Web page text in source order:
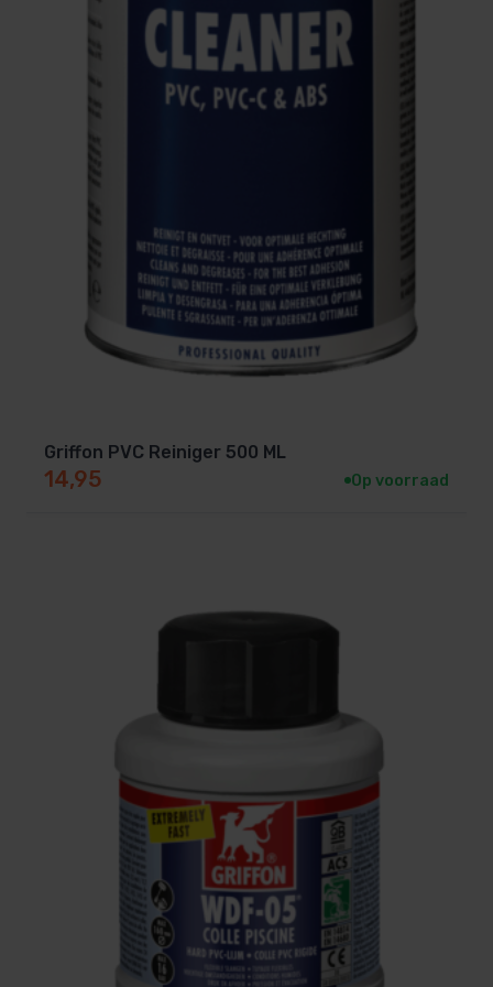
zodat je installatie optimaal functioneert onder alle
omstandigheden.
Ideaal voor doe-het-zelvers én installateurs.
Onmisbaar bij
zwembadverwarming
Gebruik je een warmtepomp of zwembadverwarmer?
noodzaak. Met de zwembad bypass standaard haal
je het maximale rendement uit je verwarming en
Griffon PVC Reiniger 500 ML
14,95 Op voorraad